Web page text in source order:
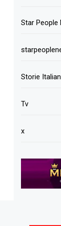
Star People
Storie
Tv
x